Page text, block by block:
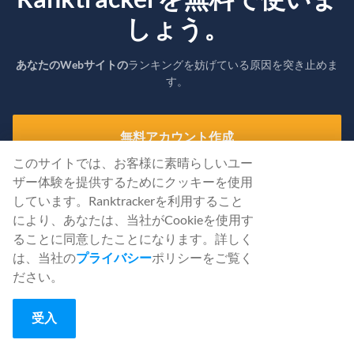
しょう。
あなたのWebサイトのランキングを妨げている原因を突き止めま
す。
無料アカウント作成
または認証情報を使って サインイン
このサイトでは、お客様に素晴らしいユー
ザー体験を提供するためにクッキーを使用
しています。Ranktrackerを利用すること
により、あなたは、当社がCookieを使用す
ることに同意したことになります。詳しく
は、当社のプライバシーポリシーをご覧く
ださい。
受入